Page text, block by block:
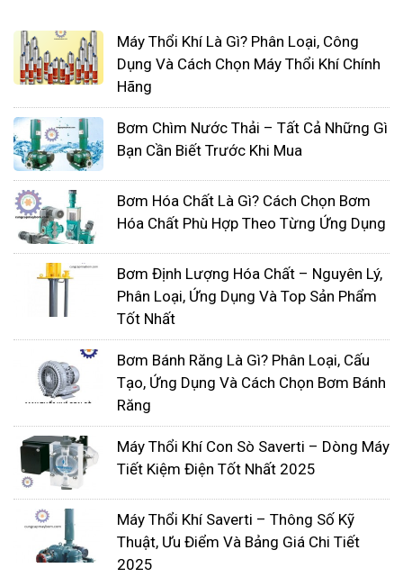
4: CÁC YẾU TỐ CẦN XEM XÉT TRƯỚC KHI MUA
MÁY THỔI KHÍ:
Lựa chọn không cho máy thổi khí cầm tay chạy
bằng pin cho các nhiệm vụ nhỏ. Họ có thể được
tính phí dễ dàng và nhanh chóng. Máy thổi khí là
tốt nhất để sử dụng trong thời gian dài hoặc làm
sạch khu vực lớn hơn.
Luôn chọn máy thổi có trọng lượng nhẹ, tiêu thụ ít
năng lượng hơn và có thể sử dụng trong thời gian
dài hơn mà không bị mỏi. Máy thổi nhẹ dễ dàng xử
lý, vận hành, bảo trì và lưu trữ
Sử dụng mức độ tiếng ồn thấp hơn. Nó sẽ không
gây khó chịu cho bạn hoặc người khác, đặc biệt là
trong thời gian dài sử dụng.
Máy Thổi Khí Là Gì? Phân Loại, Công
Dụng Và Cách Chọn Máy Thổi Khí Chính
Hãng
Bơm Chìm Nước Thải – Tất Cả Những Gì
Bạn Cần Biết Trước Khi Mua
Bơm Hóa Chất Là Gì? Cách Chọn Bơm
Hóa Chất Phù Hợp Theo Từng Ứng Dụng
Bơm Định Lượng Hóa Chất – Nguyên Lý,
Phân Loại, Ứng Dụng Và Top Sản Phẩm
Tốt Nhất
Bơm Bánh Răng Là Gì? Phân Loại, Cấu
Tạo, Ứng Dụng Và Cách Chọn Bơm Bánh
Răng
Máy Thổi Khí Con Sò Saverti – Dòng Máy
Tiết Kiệm Điện Tốt Nhất 2025
Máy Thổi Khí Saverti – Thông Số Kỹ
Thuật, Ưu Điểm Và Bảng Giá Chi Tiết
2025